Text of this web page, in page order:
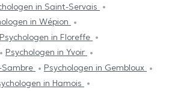
in Saint-Servais
in Wépion
Psychologen in Floreffe
Psychologen in Yvoir
Sambre
Psychologen in Gembloux
in Hamois